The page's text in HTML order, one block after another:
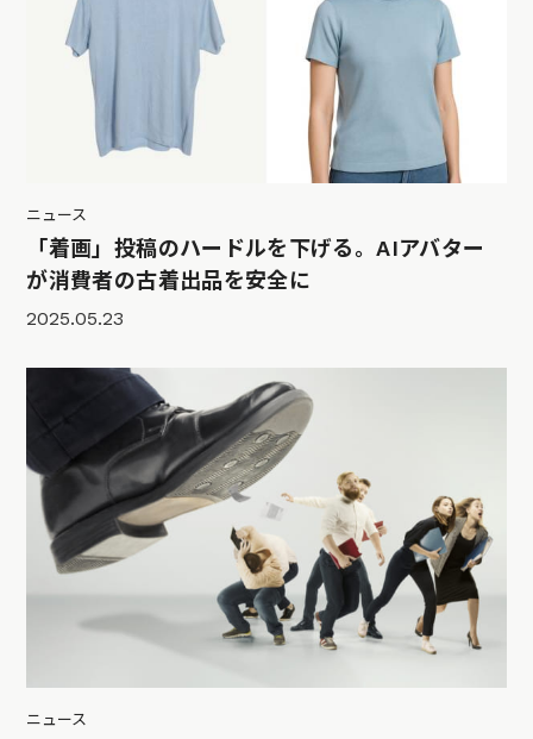
ニュース
「着画」投稿のハードルを下げる。AIアバター
が消費者の古着出品を安全に
2025.05.23
ニュース